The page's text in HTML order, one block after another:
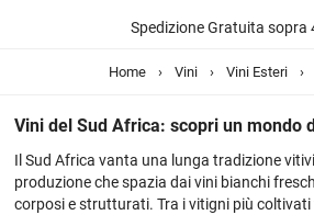
Spedizione Gratuita sopra
Home › Vini › Vini Esteri ›
Vini del Sud Africa: scopri un mondo
Il Sud Africa vanta una lunga tradizione
produzione che spazia dai vini bianchi
corposi e strutturati. Tra i vitigni più coltivati